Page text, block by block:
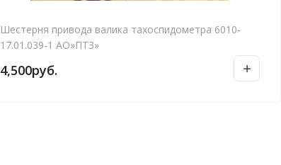
Шестерня привода валика тахоспидометра 6010-
17.01.039-1 АО»ПТЗ»
4,500руб.